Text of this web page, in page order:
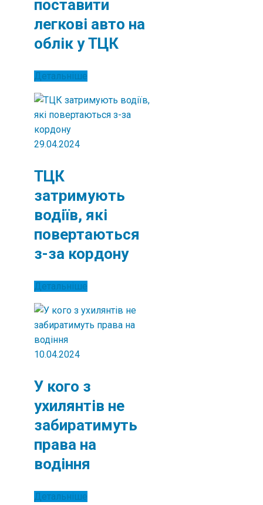
поставити
легкові авто на
облік у ТЦК
Детальніше
29.04.2024
ТЦК
затримують
водіїв, які
повертаються
з-за кордону
Детальніше
10.04.2024
У кого з
ухилянтів не
забиратимуть
права на
водіння
Детальніше